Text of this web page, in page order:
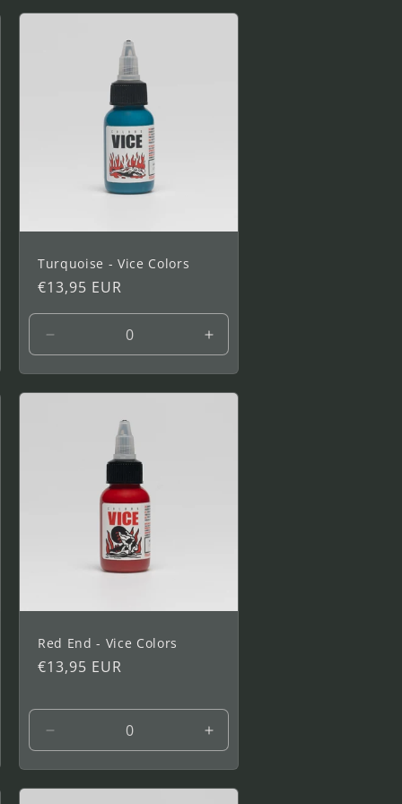
Turquoise - Vice Colors
Precio
habitual
€13,95 EUR
cantidad
para
1
Aumentar
cantidad
para
1
Red End - Vice Colors
Precio
€13,95 EUR
cantidad
para
1
Aumentar
cantidad
para
1